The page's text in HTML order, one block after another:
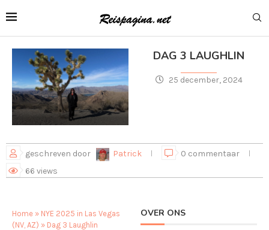
DAG 3 LAUGHLIN
25 december, 2024
geschreven door Patrick
0 commentaar
66 views
Home » NYE 2025 in Las Vegas
(NV, AZ) » Dag 3 Laughlin
OVER ONS